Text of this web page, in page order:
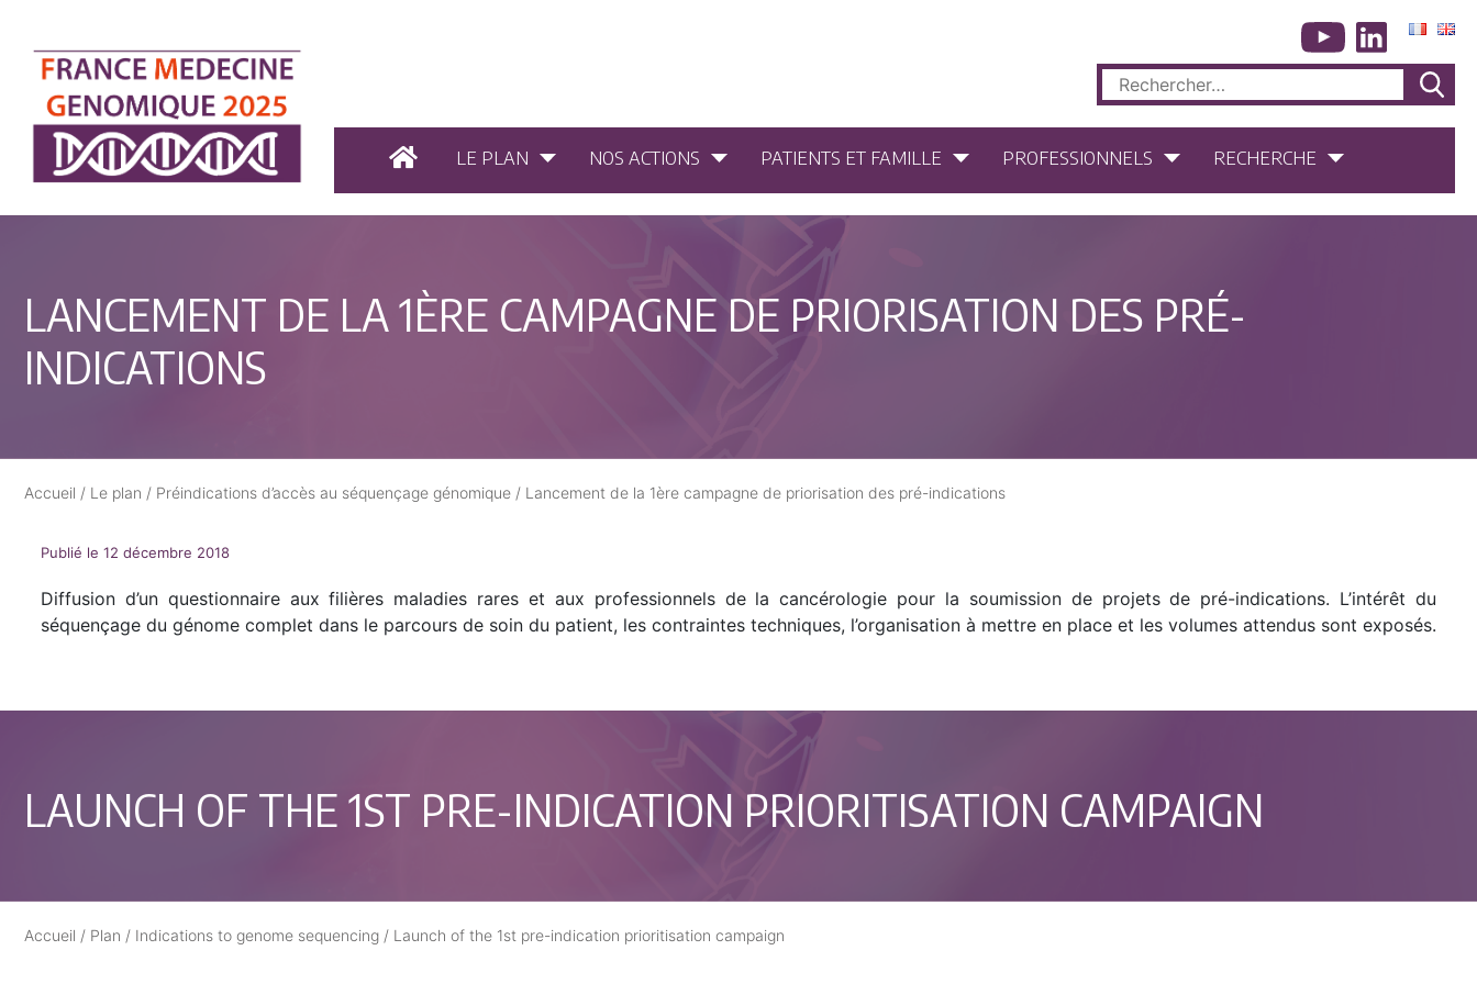
Rechercher :
LE PLAN NOS ACTIONS PATIENTS ET FAMILLE PROFESSIONNELS RECHERCHE
LANCEMENT DE LA 1ÈRE CAMPAGNE DE PRIORISATION DES PRÉ-
INDICATIONS
Accueil / Le plan / Préindications d’accès au séquençage génomique / Lancement de la 1ère campagne de priorisation des pré-indications
Publié le 12 décembre 2018
Diffusion d’un questionnaire aux filières maladies rares et aux professionnels de la cancérologie pour la soumission de projets de pré-indications. L’intérêt du
séquençage du génome complet dans le parcours de soin du patient, les contraintes techniques, l’organisation à mettre en place et les volumes attendus sont exposés.
LAUNCH OF THE 1ST PRE-INDICATION PRIORITISATION CAMPAIGN
Accueil / Plan / Indications to genome sequencing / Launch of the 1st pre-indication prioritisation campaign